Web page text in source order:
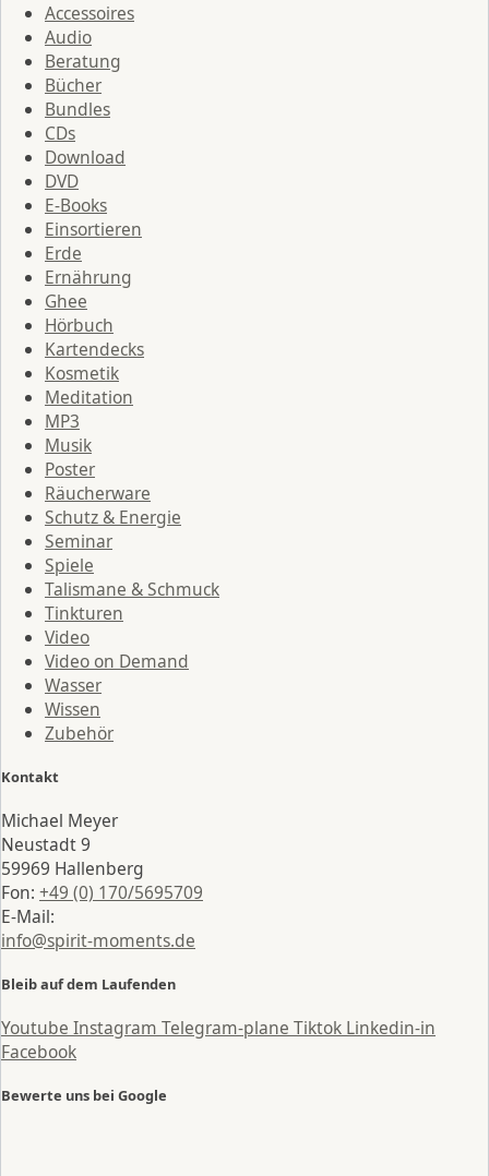
Accessoires
Audio
Beratung
Bücher
Bundles
CDs
Download
DVD
E-Books
Einsortieren
Erde
Ernährung
Ghee
Hörbuch
Kartendecks
Kosmetik
Meditation
MP3
Musik
Poster
Räucherware
Schutz & Energie
Seminar
Spiele
Talismane & Schmuck
Tinkturen
Video
Video on Demand
Wasser
Wissen
Zubehör
Kontakt
Michael Meyer
Neustadt 9
59969 Hallenberg
Fon: +49 (0) 170/5695709
E-Mail:
info@spirit-moments.de
Bleib auf dem Laufenden
Youtube Instagram Telegram-plane Tiktok Linkedin-in
Facebook
Bewerte uns bei Google